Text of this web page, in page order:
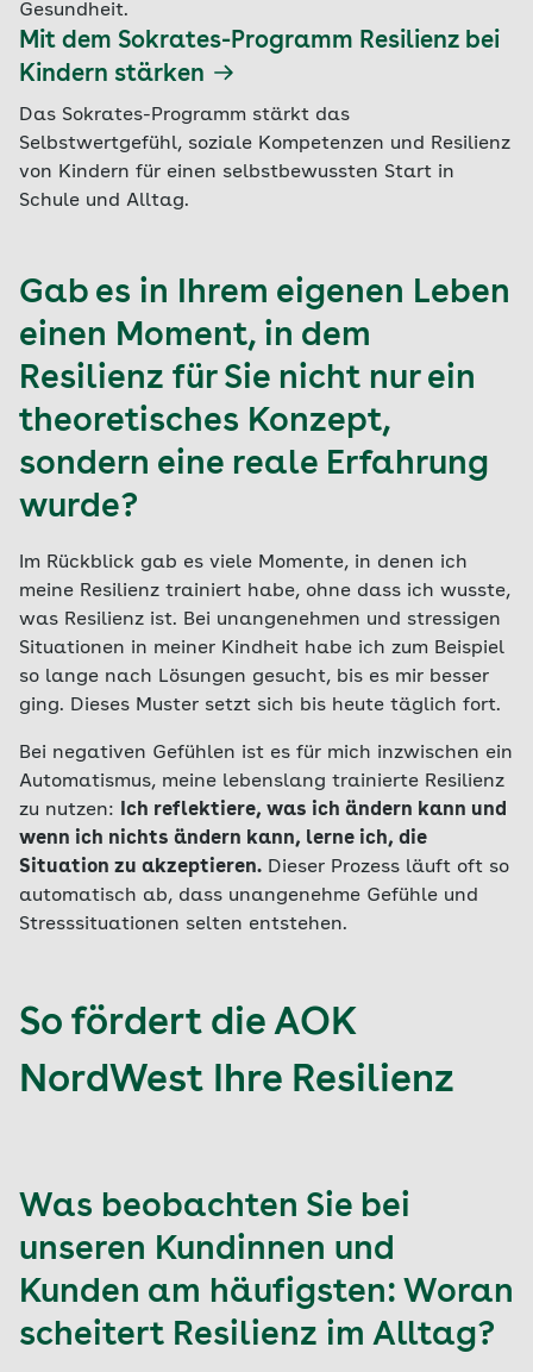
Gesundheit.
Mit dem Sokrates-Programm Resilienz bei
Kindern stärken
Das Sokrates-Programm stärkt das
Selbstwertgefühl, soziale Kompetenzen und Resilienz
von Kindern für einen selbstbewussten Start in
Schule und Alltag.
Gab es in Ihrem eigenen Leben
einen Moment, in dem
Resilienz für Sie nicht nur ein
theoretisches Konzept,
sondern eine reale Erfahrung
wurde?
Im Rückblick gab es viele Momente, in denen ich
meine Resilienz trainiert habe, ohne dass ich wusste,
was Resilienz ist. Bei unangenehmen und stressigen
Situationen in meiner Kindheit habe ich zum Beispiel
so lange nach Lösungen gesucht, bis es mir besser
ging. Dieses Muster setzt sich bis heute täglich fort.
Bei negativen Gefühlen ist es für mich inzwischen ein
Automatismus, meine lebenslang trainierte Resilienz
zu nutzen:
Ich reflektiere, was ich ändern kann und
wenn ich nichts ändern kann, lerne ich, die
Situation zu akzeptieren. Dieser Prozess läuft oft so
automatisch ab, dass unangenehme Gefühle und
Stresssituationen selten entstehen.
So fördert die AOK
NordWest Ihre Resilienz
Was beobachten Sie bei
unseren Kundinnen und
Kunden am häufigsten: Woran
scheitert Resilienz im Alltag?